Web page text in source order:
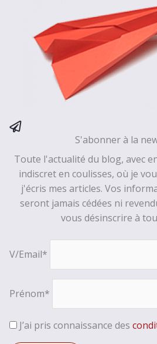
S'abonner à la
Toute l'actualité du blog, avec
indiscret en coulisses, où je
j'écris mes articles. Vos
seront jamais cédées ni
vous désinscrire à
V/Email*
Prénom*
J’ai pris connaissance des